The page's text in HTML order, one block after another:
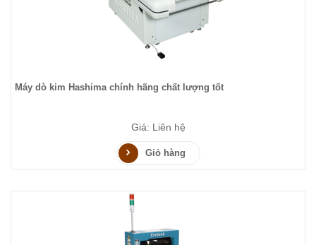
Máy dò kim Hashima chính hãng chất lượng tốt
Giá: Liên hệ
Giỏ hàng